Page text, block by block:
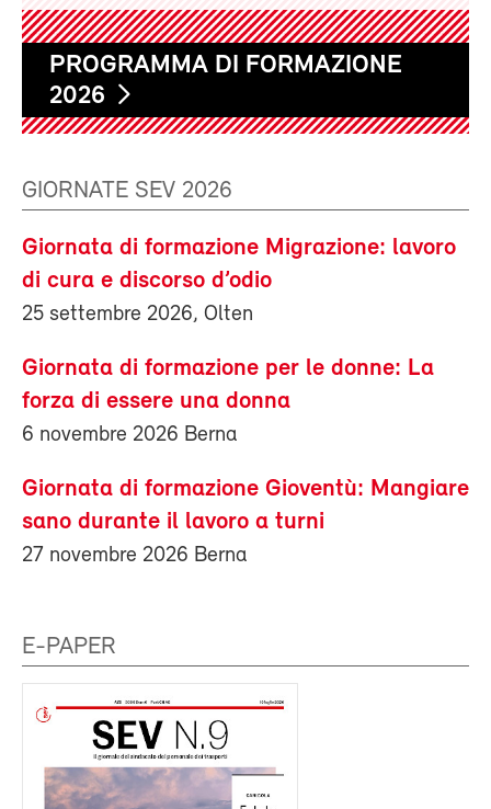
PROGRAMMA DI FORMAZIONE
2026
GIORNATE SEV 2026
Giornata di formazione Migrazione: lavoro
di cura e discorso d’odio
25 settembre 2026, Olten
Giornata di formazione per le donne: La
forza di essere una donna
6 novembre 2026 Berna
Giornata di formazione Gioventù: Mangiare
sano durante il lavoro a turni
27 novembre 2026 Berna
E-PAPER